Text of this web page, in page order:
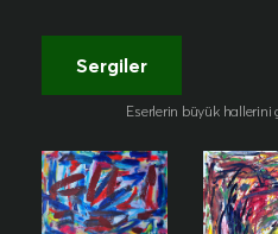
Sergiler
Eserlerin büyük hallerini